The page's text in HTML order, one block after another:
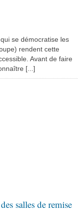
se démocratise les
rendent cette
Avant de faire
[...]
salles de remise